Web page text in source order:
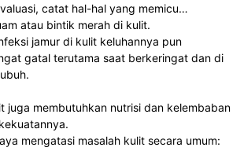
catat hal-hal yang memicu
atau bintik merah di kulit.
jamur di kulit keluhannya pun
gatal terutama saat berkeringat dan di
juga membutuhkan nutrisi dan kelembaban
mengatasi masalah kulit secara umum: